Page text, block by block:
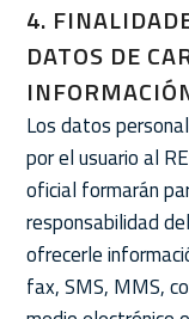
4.
DATOS DE
Los datos
por el usuario al
oficial formarán
responsabilidad
ofrecerle
fax, SMS, MMS,